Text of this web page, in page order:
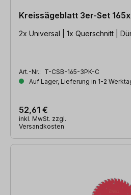
Kreissägeblatt 3er-Set
2x Universal | 1x Querschnitt |
Art.-Nr.: T-CSB-165-3PK-C
Auf Lager, Lieferung in 1-2
52,61 €
inkl. MwSt. zzgl.
Versandkosten